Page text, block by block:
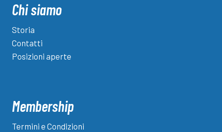
Chi siamo
Storia
Contatti
Posizioni aperte
Membership
Termini e Condizioni